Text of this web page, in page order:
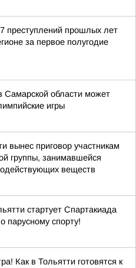
преступлений прошлых лет
за первое полугодие
Самарской области может
игры
вынес приговор участникам
группы, занимавшейся
веществ
стартует Спартакиада
парусному спорту!
Как в Тольятти готовятся к